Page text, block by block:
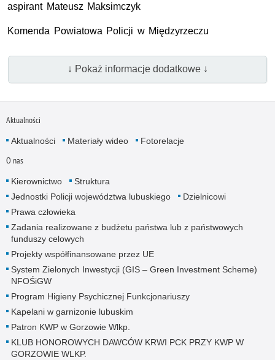
aspirant Mateusz Maksimczyk
Komenda Powiatowa Policji w Międzyrzeczu
↓ Pokaż informacje dodatkowe ↓
Aktualności
Aktualności Materiały wideo Fotorelacje
O nas
Kierownictwo
Struktura
Jednostki Policji województwa lubuskiego
Dzielnicowi
Prawa człowieka
Zadania realizowane z budżetu państwa lub z państwowych
funduszy celowych
Projekty współfinansowane przez UE
System Zielonych Inwestycji (GIS – Green Investment Scheme)
NFOŚiGW
Program Higieny Psychicznej Funkcjonariuszy
Kapelani w garnizonie lubuskim
Patron KWP w Gorzowie Wlkp.
KLUB HONOROWYCH DAWCÓW KRWI PCK PRZY KWP W
GORZOWIE WLKP.